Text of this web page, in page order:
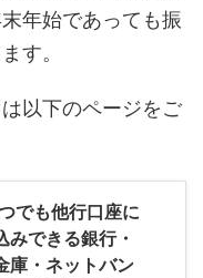
年始であっても振
す。
以下のページをご
でも他行口座に
みできる銀行・
庫・ネットバン